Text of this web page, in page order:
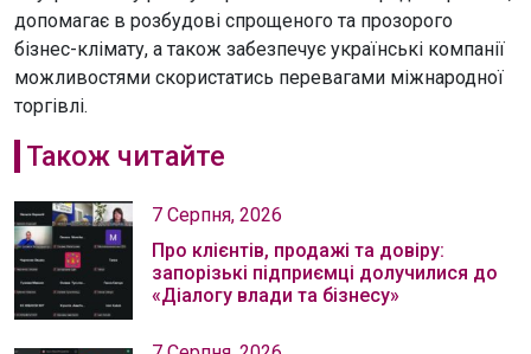
допомагає в розбудові спрощеного та прозорого
бізнес-клімату, а також забезпечує українські компанії
можливостями скористатись перевагами міжнародної
торгівлі.
Також читайте
7 Серпня, 2026
Про клієнтів, продажі та довіру:
запорізькі підприємці долучилися до
«Діалогу влади та бізнесу»